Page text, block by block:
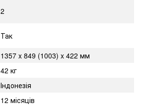
2
Так
1357 x 849 (1003) x 422 мм
42 кг
Індонезія
12 місяців